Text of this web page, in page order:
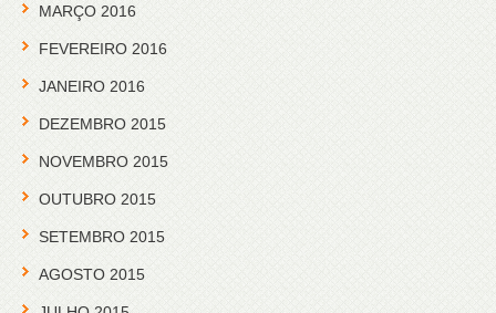
MARÇO 2016
FEVEREIRO 2016
JANEIRO 2016
DEZEMBRO 2015
NOVEMBRO 2015
OUTUBRO 2015
SETEMBRO 2015
AGOSTO 2015